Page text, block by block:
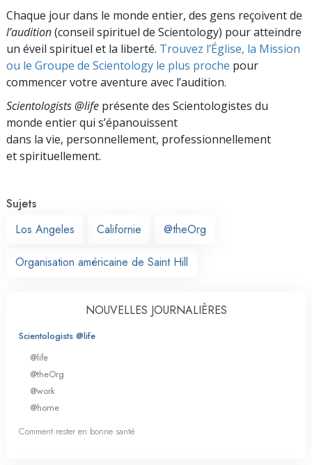
Chaque jour dans le monde entier, des gens reçoivent de
l’audition(conseil spirituel de Scientology) pour atteindre
un éveil spirituel et la liberté. Trouvez l’Église, la Mission
ou le Groupe de Scientology le plus proche pour
commencer votre aventure avec l’audition.
Scientologists @life présente des Scientologistes du
monde entier qui s’épanouissent
dans la vie, personnellement, professionnellement
et spirituellement.
Sujets
Los Angeles
Californie @theOrg
Organisation américaine de Saint Hill
NOUVELLES JOURNALIÈRES
Scientologists @life
@life
@theOrg
@work
@home
Comment rester en bonne santé